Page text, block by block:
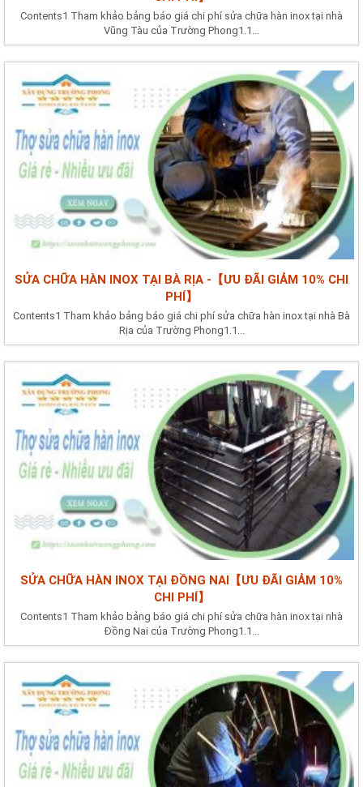
Contents1 Tham khảo bảng báo giá chi phí sửa chữa hàn inox tại nhà
Vũng Tàu của Trường Phong1.1...
SỬA CHỮA HÀN INOX TẠI BÀ RỊA -【ƯU ĐÃI GIẢM 10% CHI
PHÍ】
Contents1 Tham khảo bảng báo giá chi phí sửa chữa hàn inox tại nhà Bà
Rịa của Trường Phong1.1...
SỬA CHỮA HÀN INOX TẠI ĐỒNG NAI【ƯU ĐÃI GIẢM 10%
CHI PHÍ】
Contents1 Tham khảo bảng báo giá chi phí sửa chữa hàn inox tại nhà
Đồng Nai của Trường Phong1.1...